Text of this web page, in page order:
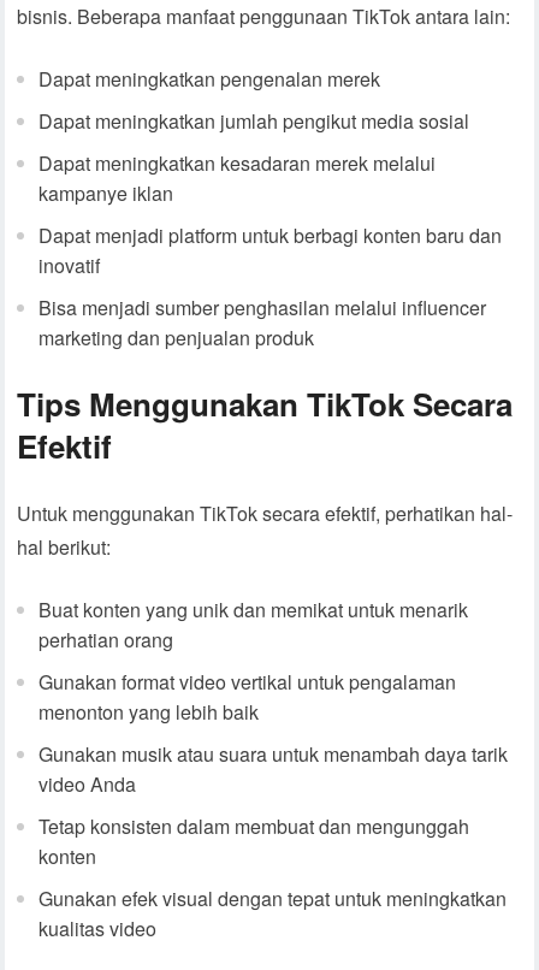
bisnis. Beberapa manfaat penggunaan TikTok antara lain:
Dapat meningkatkan pengenalan merek
Dapat meningkatkan jumlah pengikut media sosial
Dapat meningkatkan kesadaran merek melalui
kampanye iklan
Dapat menjadi platform untuk berbagi konten baru dan
inovatif
Bisa menjadi sumber penghasilan melalui influencer
marketing dan penjualan produk
Tips Menggunakan TikTok Secara
Efektif
Untuk menggunakan TikTok secara efektif, perhatikan hal-
hal berikut:
Buat konten yang unik dan memikat untuk menarik
perhatian orang
Gunakan format video vertikal untuk pengalaman
menonton yang lebih baik
Gunakan musik atau suara untuk menambah daya tarik
video Anda
Tetap konsisten dalam membuat dan mengunggah
konten
Gunakan efek visual dengan tepat untuk meningkatkan
kualitas video